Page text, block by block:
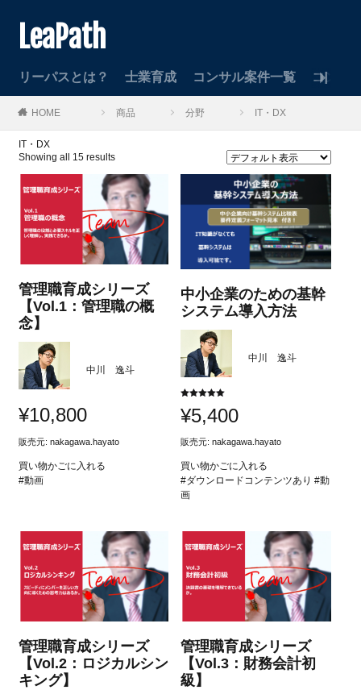
LeaPath
リーパスとは？ 士業育成 コンサル案件一覧 コンサ
HOME 商品 分野 IT・DX
IT・DX
Showing all 15 results
管理職育成シリーズ
【Vol.1：管理職の概
念】
中川 逸斗
¥10,800
販売元: nakagawa.hayato
買い物かごに入れる
#動画
中小企業のための基幹
システム導入方法
中川 逸斗
5.00
の評価
¥5,400
販売元:nakagawa.hayato
買い物かごに入れる
#ダウンロードコンテンツあり #動
画
管理職育成シリーズ
【Vol.2：ロジカルシン
キング】
管理職育成シリーズ
【Vol.3：財務会計初
級】